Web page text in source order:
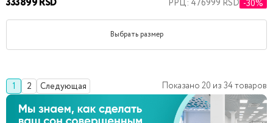
333899 RSD РРЦ: 476999 RSD -30%
Выбрать размер
1 2 Следующая Показано 20 из 34товаров